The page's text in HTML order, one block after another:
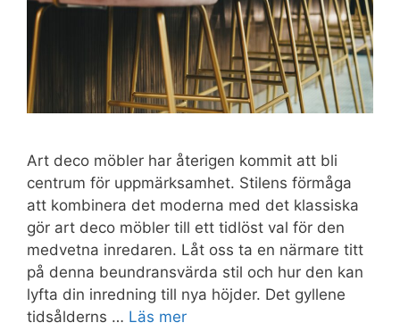
Art deco möbler har återigen kommit att bli
centrum för uppmärksamhet. Stilens förmåga
att kombinera det moderna med det klassiska
gör art deco möbler till ett tidlöst val för den
medvetna inredaren. Låt oss ta en närmare titt
på denna beundransvärda stil och hur den kan
lyfta din inredning till nya höjder. Det gyllene
tidsålderns … Läs mer